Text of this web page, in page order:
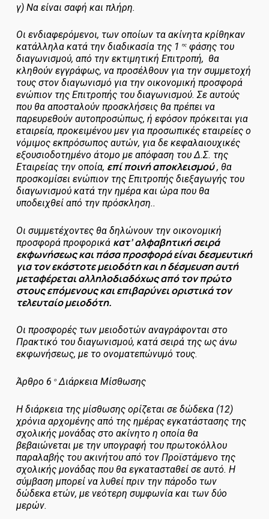
γ) Να είναι σαφή και πλήρη.
Οι ενδιαφερόμενοι, των οποίων τα ακίνητα κρίθηκαν
κατάλληλα κατά την διαδικασία της 1
ηςφάσης του
διαγωνισμού, από την εκτιμητική Επιτροπή, θα
κληθούν εγγράφως, να προσέλθουν για την συμμετοχή
τους στον διαγωνισμό για την οικονομική προσφορά
ενώπιον της Επιτροπής του διαγωνισμού. Σε αυτούς
που θα αποσταλούν προσκλήσεις θα πρέπει να
παρευρεθούν αυτοπροσώπως, ή εφόσον πρόκειται για
εταιρεία, προκειμένου μεν για προσωπικές εταιρείες ο
νόμιμος εκπρόσωπος αυτών, για δε κεφαλαιουχικές
εξουσιοδοτημένο άτομο με απόφαση του Δ.Σ. της
Εταιρείας την οποία, επί ποινή αποκλεισμού, θα
προσκομίσει ενώπιον της Επιτροπής διεξαγωγής του
διαγωνισμού κατά την ημέρα και ώρα που θα
υποδειχθεί από την πρόσκληση..
Οι συμμετέχοντες θα δηλώνουν την οικονομική
προσφορά προφορικά κατ’ αλφαβητική σειρά
εκφωνήσεως και πάσα προσφορά είναι δεσμευτική
για τον εκάστοτε μειοδότη και η δέσμευση αυτή
μεταφέρεται αλληλοδιαδόχως από τον πρώτο
στους επόμενους και επιβαρύνει οριστικά τον
τελευταίο μειοδότη.
Οι προσφορές των μειοδοτών αναγράφονται στο
Πρακτικό του διαγωνισμού, κατά σειρά της ως άνω
εκφωνήσεως, με το ονοματεπώνυμό τους.
Άρθρο 6 ο Διάρκεια Μίσθωσης
Η διάρκεια της μίσθωσης ορίζεται σε δώδεκα (12)
χρόνια αρχομένης από της ημέρας εγκατάστασης της
σχολικής μονάδας στο ακίνητο η οποία θα
βεβαιώνεται με την υπογραφή του πρωτοκόλλου
παραλαβής του ακινήτου από τον Προϊστάμενο της
σχολικής μονάδας που θα εγκατασταθεί σε αυτό. Η
σύμβαση μπορεί να λυθεί πριν την πάροδο των
δώδεκα ετών, με νεότερη συμφωνία και των δύο
μερών.